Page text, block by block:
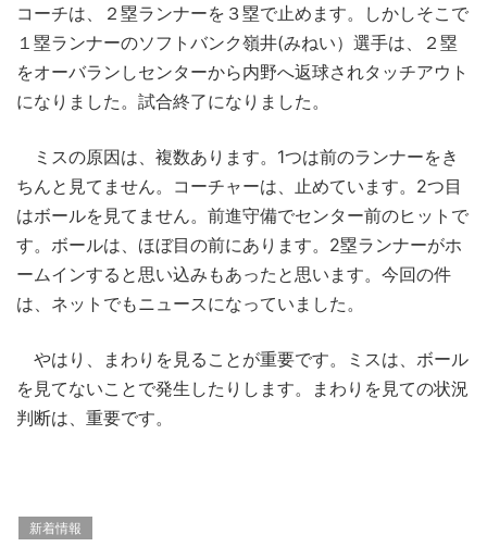
コーチは、２塁ランナーを３塁で止めます。しかしそこで
１塁ランナーのソフトバンク嶺井(みねい）選手は、２塁
をオーバランしセンターから内野へ返球されタッチアウト
になりました。試合終了になりました。
ミスの原因は、複数あります。1つは前のランナーをき
ちんと見てません。コーチャーは、止めています。2つ目
はボールを見てません。前進守備でセンター前のヒットで
す。ボールは、ほぼ目の前にあります。2塁ランナーがホ
ームインすると思い込みもあったと思います。今回の件
は、ネットでもニュースになっていました。
やはり、まわりを見ることが重要です。ミスは、ボール
を見てないことで発生したりします。まわりを見ての状況
判断は、重要です。
新着情報